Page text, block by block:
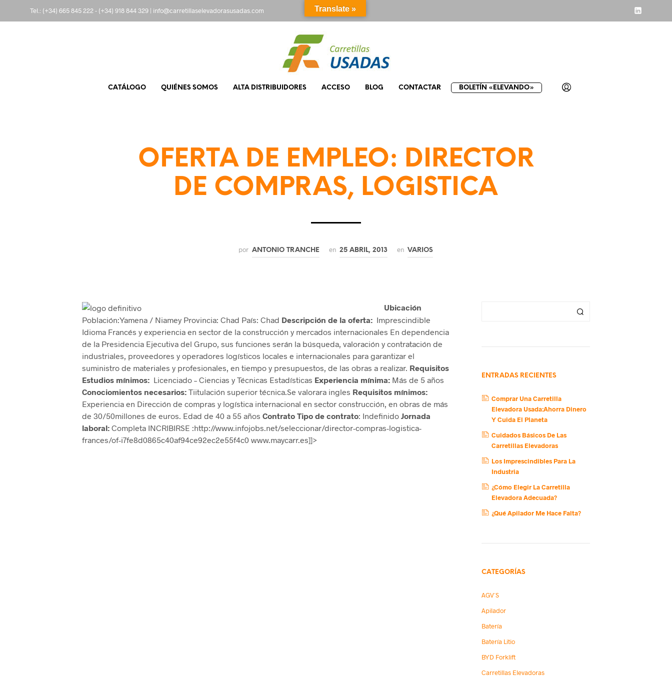
Tel.: (+34) 665 845 222- (+34) 918 844 329 | info@carretillaselevadorasusadas.com
CATÁLOGO QUIÉNES SOMOS ALTA DISTRIBUIDORES ACCESO BLOG CONTACTAR BOLETÍN «ELEVANDO»
OFERTA DE EMPLEO: DIRECTOR
DE COMPRAS, LOGISTICA
por ANTONIO TRANCHE en 25 ABRIL, 2013 en VARIOS
Ubicación
Población:Yamena / Niamey Provincia: Chad País: Chad Descripción de la oferta: Imprescindible
Idioma Francés y experiencia en sector de la construcción y mercados internacionales En dependencia
de la Presidencia Ejecutiva del Grupo, sus funciones serán la búsqueda, valoración y contratación de
industriales, proveedores y operadores logísticos locales e internacionales para garantizar el
suministro de materiales y profesionales, en tiempo y presupuestos, de las obras a realizar. Requisitos
Estudios mínimos: Licenciado – Ciencias y Técnicas Estadísticas Experiencia mínima:Más de 5 años
Conociomientos necesarios:Tiitulación superior técnica.Se valorara ingles Requisitos mínimos:
Experiencia en Dirección de compras y logística internacional en sector construcción, en obras de más
de 30/50millones de euros. Edad de 40 a 55 años Contrato Tipo de contrato: Indefinido Jornada
laboral:Completa INCRIBIRSE :http://www.infojobs.net/seleccionar/director-compras-logistica-
frances/of-i7fe8d0865c40af94ce92ec2e55f4c0 www.maycarr.es]]>
ENTRADAS RECIENTES
Comprar Una Carretilla
Elevadora Usada:Ahorra Dinero
Y Cuida El Planeta
Cuidados Básicos De Las
Carretillas Elevadoras
Los Imprescindibles Para La
Industria
¿Cómo Elegir La Carretilla
Elevadora Adecuada?
¿Qué Apilador Me Hace Falta?
CATEGORÍAS
AGV´s
Apilador
Batería
Batería Litio
BYD Forklift
Carretillas Elevadoras
Translate »